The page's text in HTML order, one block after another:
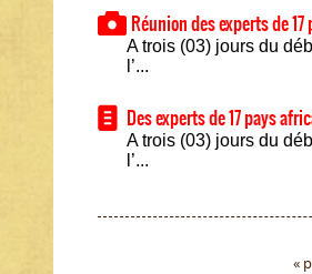
Réunion des experts de
A trois (03) jours du
l’...
Des experts de 17 pays
A trois (03) jours du
l’...
«